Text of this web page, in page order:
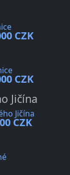
CZK
CZK
Jičína
Jičína
CZK